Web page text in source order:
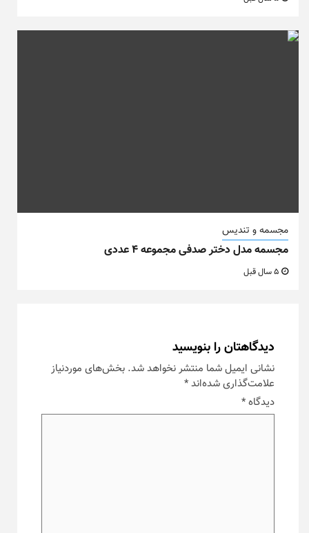
مجسمه و تندیس
مجسمه مدل دختر صدفی مجموعه ۴ عددی
دیدگاهتان را بنویسید
نشانی ایمیل شما منتشر نخواهد شد. بخش‌های موردنیاز
علامت‌گذاری شده‌اند*
دیدگاه*